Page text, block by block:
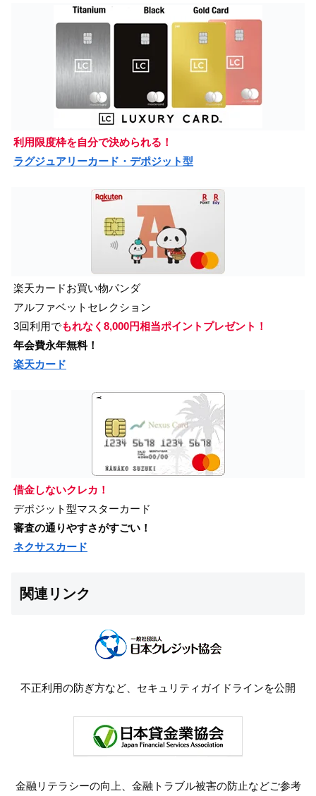
利用限度枠を自分で決められる！
ラグジュアリーカード・デポジット型
楽天カードお買い物パンダ
アルファベットセレクション
3回利用でもれなく8,000円相当ポイントプレゼント！
年会費永年無料！
楽天カード
借金しないクレカ！
デポジット型マスターカード
審査の通りやすさがすごい！
ネクサスカード
関連リンク
不正利用の防ぎ方など、セキュリティガイドラインを公開
金融リテラシーの向上、金融トラブル被害の防止などご参考